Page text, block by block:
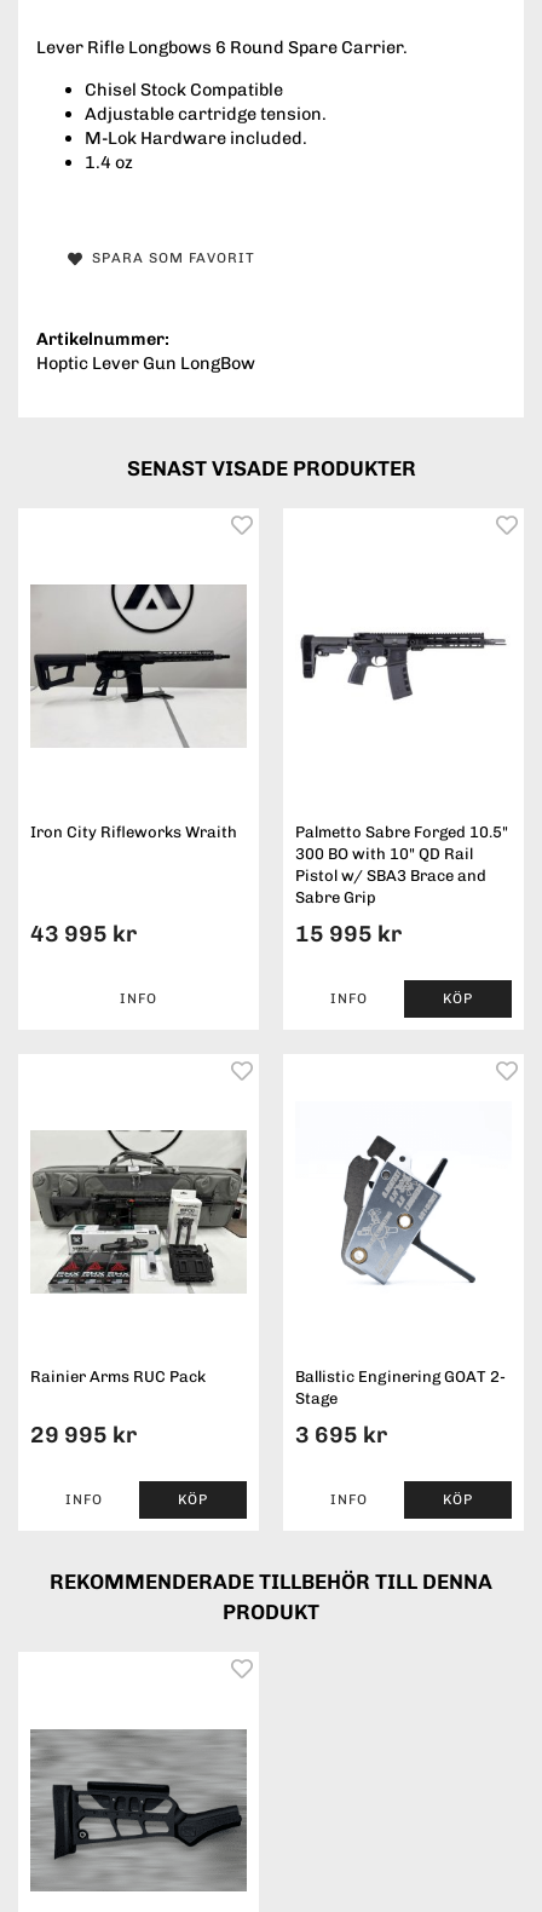
Lever Rifle Longbows 6 Round Spare Carrier.
Chisel Stock Compatible
Adjustable cartridge tension.
M-Lok Hardware included.
1.4 oz
SPARA SOM FAVORIT
Artikelnummer:
Hoptic Lever Gun LongBow
SENAST VISADE PRODUKTER
Iron City Rifleworks Wraith
43 995 kr
INFO
Palmetto Sabre Forged 10.5"
300 BO with 10" QD Rail
Pistol w/ SBA3 Brace and
Sabre Grip
15 995 kr
INFO KÖP
Rainier Arms RUC Pack
29 995 kr
INFO KÖP
Ballistic Enginering GOAT 2-
Stage
3 695 kr
INFO KÖP
REKOMMENDERADE TILLBEHÖR TILL DENNA
PRODUKT